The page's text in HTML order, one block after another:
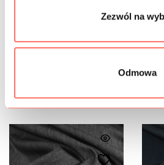
Zezwól na
Odmowa
Podobne